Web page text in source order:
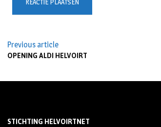
Previous article
OPENING ALDI HELVOIRT
STICHTING HELVOIRTNET